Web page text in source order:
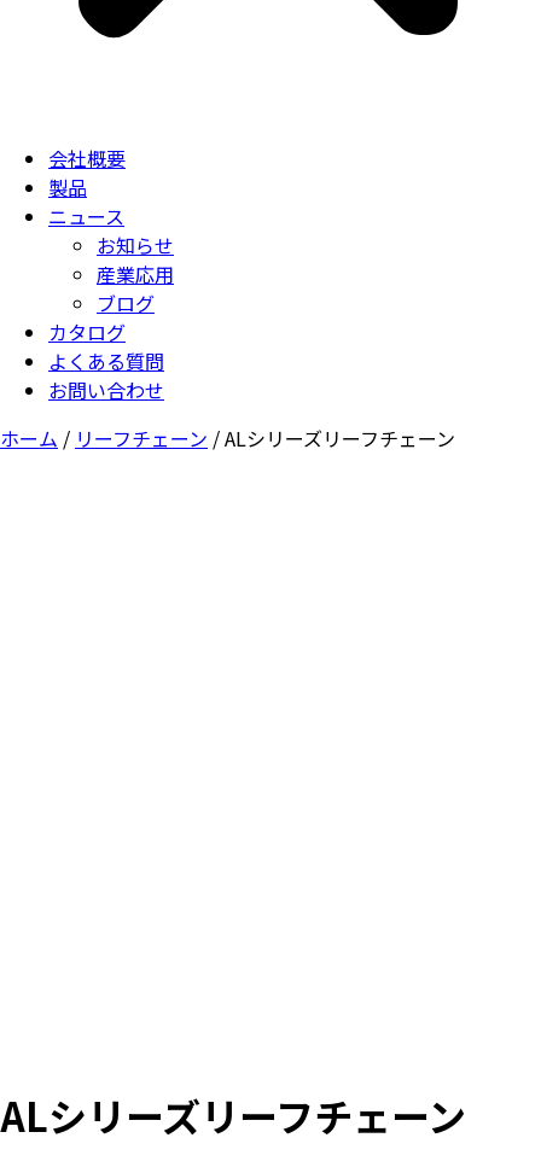
会社概要
製品
ニュース
お知らせ
産業応用
ブログ
カタログ
よくある質問
お問い合わせ
ホーム / リーフチェーン / ALシリーズリーフチェーン
ALシリーズリーフチェーン